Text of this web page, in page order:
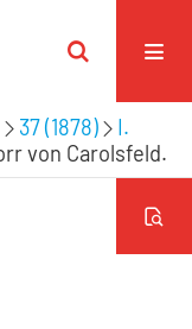
37 (1878)
I.
von Carolsfeld.